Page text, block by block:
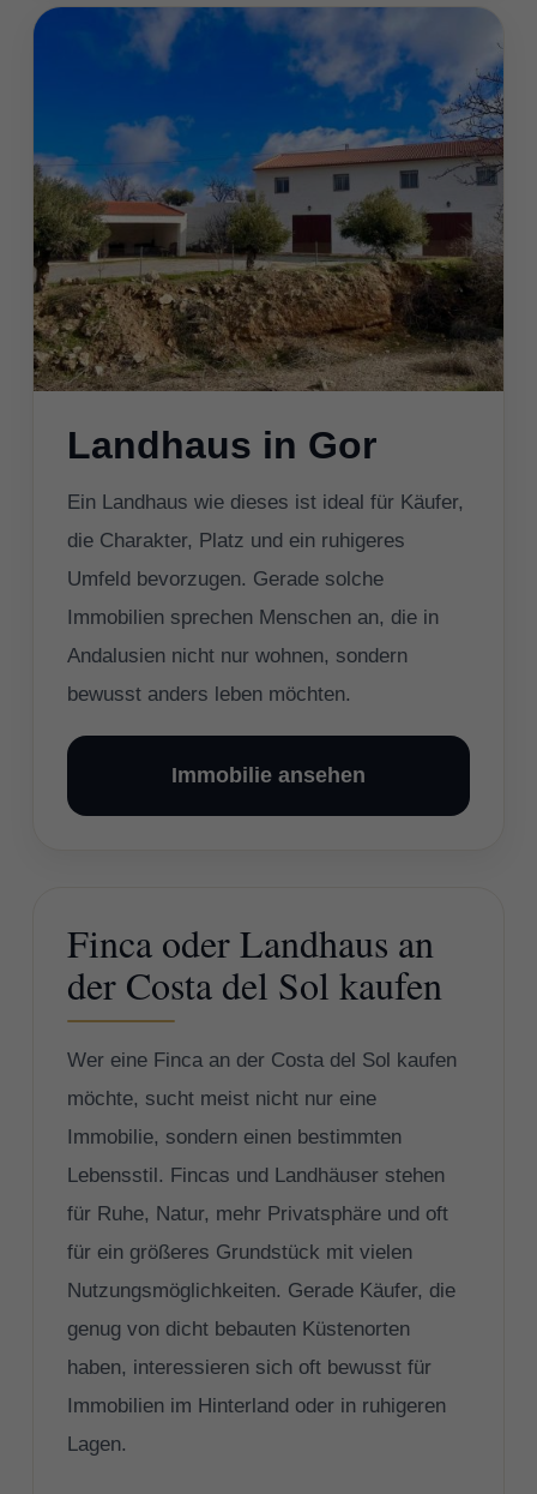
Landhaus in Gor
Ein Landhaus wie dieses ist ideal für Käufer,
die Charakter, Platz und ein ruhigeres
Umfeld bevorzugen. Gerade solche
Immobilien sprechen Menschen an, die in
Andalusien nicht nur wohnen, sondern
bewusst anders leben möchten.
Immobilie ansehen
Finca oder Landhaus an
der Costa del Sol kaufen
Wer eine Finca an der Costa del Sol kaufen
möchte, sucht meist nicht nur eine
Immobilie, sondern einen bestimmten
Lebensstil. Fincas und Landhäuser stehen
für Ruhe, Natur, mehr Privatsphäre und oft
für ein größeres Grundstück mit vielen
Nutzungsmöglichkeiten. Gerade Käufer, die
genug von dicht bebauten Küstenorten
haben, interessieren sich oft bewusst für
Immobilien im Hinterland oder in ruhigeren
Lagen.